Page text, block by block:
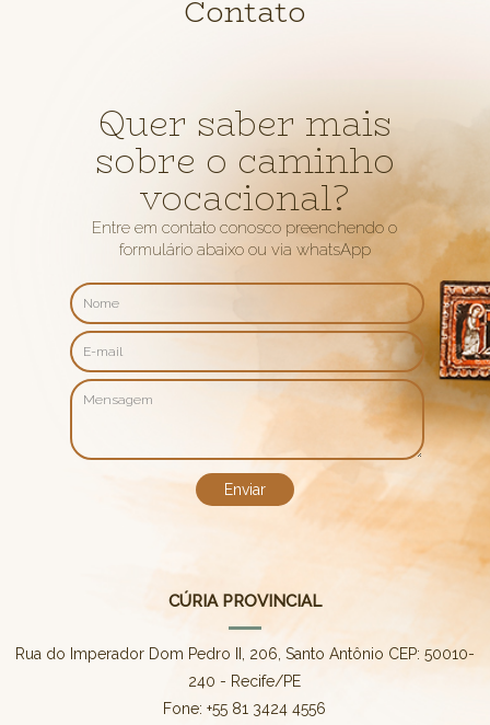
Contato
Quer saber mais
sobre o caminho
vocacional?
Entre em contato conosco preenchendo o
formulário abaixo ou via whatsApp
CÚRIA PROVINCIAL
Rua do Imperador Dom Pedro II, 206, Santo Antônio CEP: 50010-
240 - Recife/PE
Fone: +55 81 3424 4556